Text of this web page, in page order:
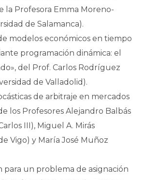
la Profesora Emma Moreno-
de Salamanca).
modelos económicos en tiempo
programación dinámica: el
del Prof. Carlos Rodríguez
de Valladolid).
de arbitraje en mercados
los Profesores Alejandro Balbás
III), Miguel A. Mirás
Vigo) y María José Muñoz
para un problema de asignación